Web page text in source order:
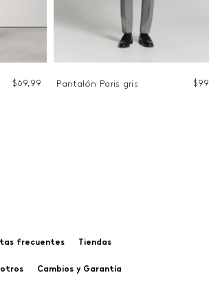
$69 99 Pantalón Paris gris $99
frecuentes Tiendas
Cambios y Garantía